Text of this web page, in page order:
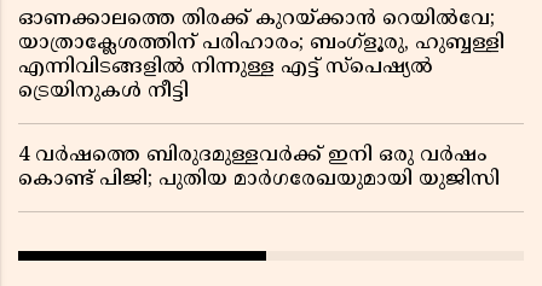
ഓണക്കാലത്തെ തിരക്ക് കുറയ്ക്കാൻ റെയിൽവേ;
യാത്രാക്ലേശത്തിന് പരിഹാരം; ബംഗ്ളൂരു, ഹുബ്ബള്ളി
എന്നിവിടങ്ങളിൽ നിന്നുള്ള എട്ട് സ്പെഷ്യൽ
ട്രെയിനുകൾ നീട്ടി
4 വർഷത്തെ ബിരുദമുള്ളവർക്ക് ഇനി ഒരു വർഷം
കൊണ്ട് പിജി; പുതിയ മാർഗരേഖയുമായി യുജിസി